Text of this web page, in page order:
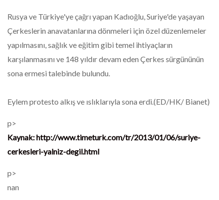
Rusya ve Türkiye'ye çağrı yapan Kadıoğlu, Suriye'de yaşayan
Çerkeslerin anavatanlarına dönmeleri için özel düzenlemeler
yapılmasını, sağlık ve eğitim gibi temel ihtiyaçların
karşılanmasını ve 148 yıldır devam eden Çerkes sürgününün
sona ermesi talebinde bulundu.
Eylem protesto alkış ve ıslıklarıyla sona erdi.(ED/HK/ Bianet)
p>
Kaynak: http://www.timeturk.com/tr/2013/01/06/suriye-
cerkesleri-yalniz-degil.html
p>
nan